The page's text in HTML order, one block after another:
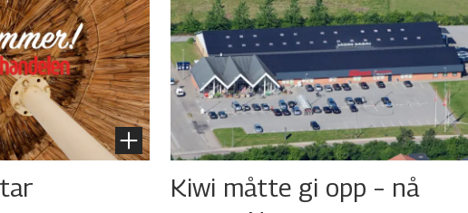
Kiwi måtte gi opp – nå